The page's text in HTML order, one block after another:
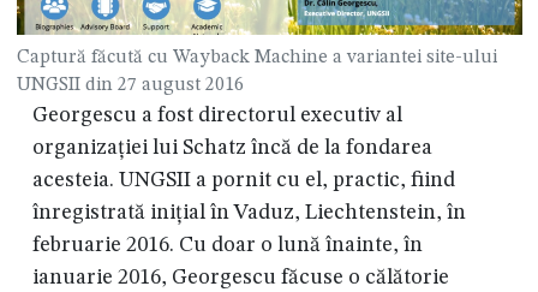
Captură făcută cu Wayback Machine a variantei site-ului
UNGSII din 27 august 2016
Georgescu a fost directorul executiv al
organizației lui Schatz încă de la fondarea
acesteia. UNGSII a pornit cu el, practic, fiind
înregistrată inițial în Vaduz, Liechtenstein, în
februarie 2016. Cu doar o lună înainte, în
ianuarie 2016, Georgescu făcuse o călătorie